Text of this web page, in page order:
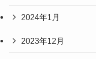
2024年1月
2023年12月